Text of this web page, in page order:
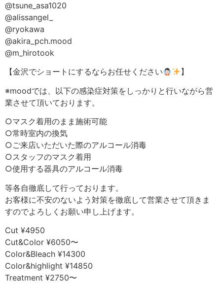
@tsune_asa1020
@alissangel_
@ryokawa
@akira_pch.mood
@m_hirotook
【金沢でショートにするならお任せください
】
※moodでは、以下の感染症対策をしっかりと行いながら営
業させて頂いております。
○マスク着用のまま施術可能
○常時室内の換気
○ご来店いただいた際のアルコール消毒
○スタッフのマスク着用
○使用する器具のアルコール消毒
等各自徹底して行っております。
お客様に不安のないよう対策を徹底して営業させて頂きま
すのでよろしくお願い申し上げます。
Cut ¥4950
Cut&Color ¥6050〜
Color&Bleach ¥14300
Color&highlight ¥14850
Treatment ¥2750〜